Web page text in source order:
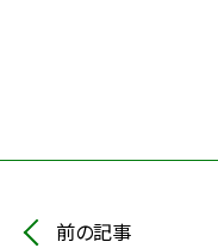
前の記事